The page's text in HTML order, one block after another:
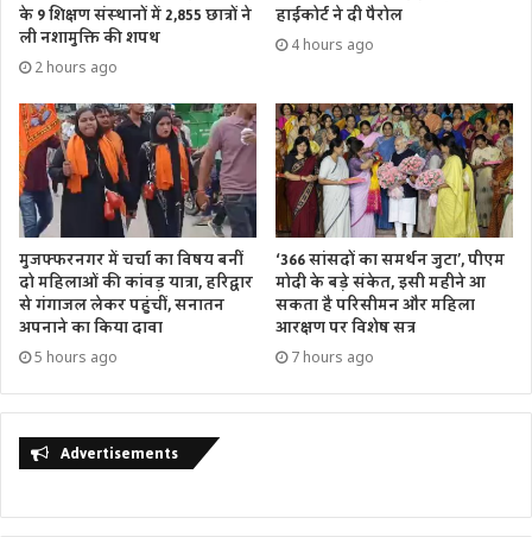
के 9 शिक्षण संस्थानों में 2,855 छात्रों ने
ली नशामुक्ति की शपथ
2 hours ago
हाईकोर्ट ने दी पैरोल
4 hours ago
मुजफ्फरनगर में चर्चा का विषय बनीं
दो महिलाओं की कांवड़ यात्रा, हरिद्वार
से गंगाजल लेकर पहुंचीं, सनातन
अपनाने का किया दावा
5 hours ago
‘366 सांसदों का समर्थन जुटा’, पीएम
मोदी के बड़े संकेत, इसी महीने आ
सकता है परिसीमन और महिला
आरक्षण पर विशेष सत्र
7 hours ago
Advertisements